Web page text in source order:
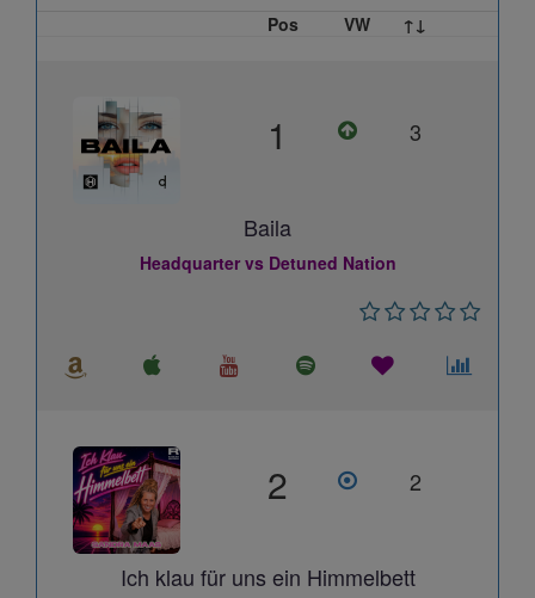
Pos VW ↑↓
1 3
Baila
Headquarter vs Detuned Nation
2 2
Ich klau für uns ein Himmelbett